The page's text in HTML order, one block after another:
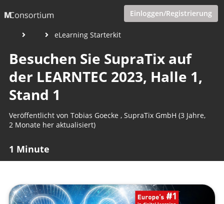
Einloggen/Registrierung
eLearning Starterkit
1 Minute
Besuchen Sie SupraTix auf
der LEARNTEC 2023, Halle 1,
Stand 1
Veröffentlicht von Tobias Goecke , SupraTix GmbH (3 Jahre,
2 Monate her aktualisiert)